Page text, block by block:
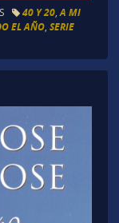
40 Y 20,A MI
EL AÑO, SERIE